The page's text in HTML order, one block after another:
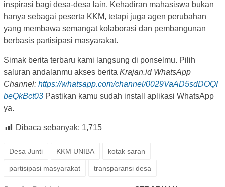
inspirasi bagi desa-desa lain. Kehadiran mahasiswa bukan
hanya sebagai peserta KKM, tetapi juga agen perubahan
yang membawa semangat kolaborasi dan pembangunan
berbasis partisipasi masyarakat.
Simak berita terbaru kami langsung di ponselmu. Pilih
saluran andalanmu akses berita Krajan.id WhatsApp
Channel: https://whatsapp.com/channel/0029VaAD5sdDOQI
beQkBct03 Pastikan kamu sudah install aplikasi WhatsApp
ya.
Dibaca sebanyak: 1,715
Desa Junti KKM UNIBA kotak saran
partisipasi masyarakat transparansi desa